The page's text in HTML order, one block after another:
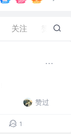
关注 3
赞过
1